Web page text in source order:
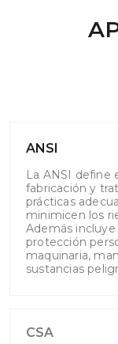
ANSI
La ANSI define
fabricación y
prácticas
minimicen los
Además
protección
maquinaria,
sustancias
CSA